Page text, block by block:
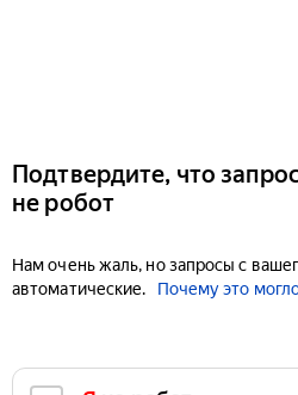
Подтвердите, что
не робот
Нам очень жаль, но запросы с
автоматические.
Почему это